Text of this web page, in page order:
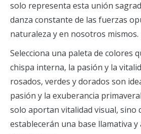
solo representa esta unión
danza constante de las fuerzas
naturaleza y en nosotros mismos.
Selecciona una paleta de colores
chispa interna, la pasión y la
rosados, verdes y dorados son
pasión y la exuberancia
solo aportan vitalidad visual, sino
establecerán una base llamativa